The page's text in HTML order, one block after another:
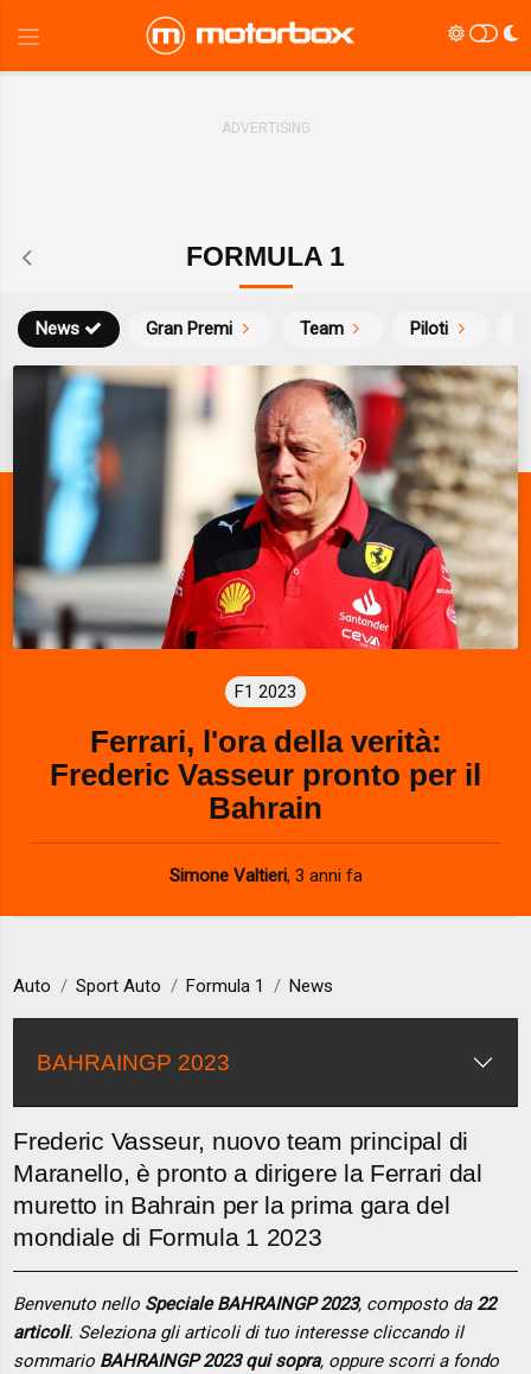
FORMULA 1
News Gran Premi Team Piloti
F1 2023
Ferrari, l'ora della verità:
Frederic Vasseur pronto per il
Bahrain
Simone Valtieri, 3 anni fa
Auto Sport Auto Formula 1 News
BAHRAINGP 2023
Frederic Vasseur, nuovo team principal di
Maranello, è pronto a dirigere la Ferrari dal
muretto in Bahrain per la prima gara del
mondiale di Formula 1 2023
Benvenuto nello Speciale BAHRAINGP 2023, composto da 22
articoli. Seleziona gli articoli di tuo interesse cliccando il
sommario BAHRAINGP 2023 qui sopra, oppure scorri a fondo